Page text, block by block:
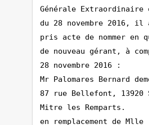
Générale Extraordinaire
du 28 novembre 2016, il
pris acte de nommer en
de nouveau gérant, à
28 novembre 2016 :
Mr Palomares Bernard
87 rue Bellefont, 13920
Mitre les Remparts.
en remplacement de Mlle